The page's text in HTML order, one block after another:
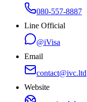
080-557-8887
Line Official
@iVisa
Email
contact@ivc.ltd
Website